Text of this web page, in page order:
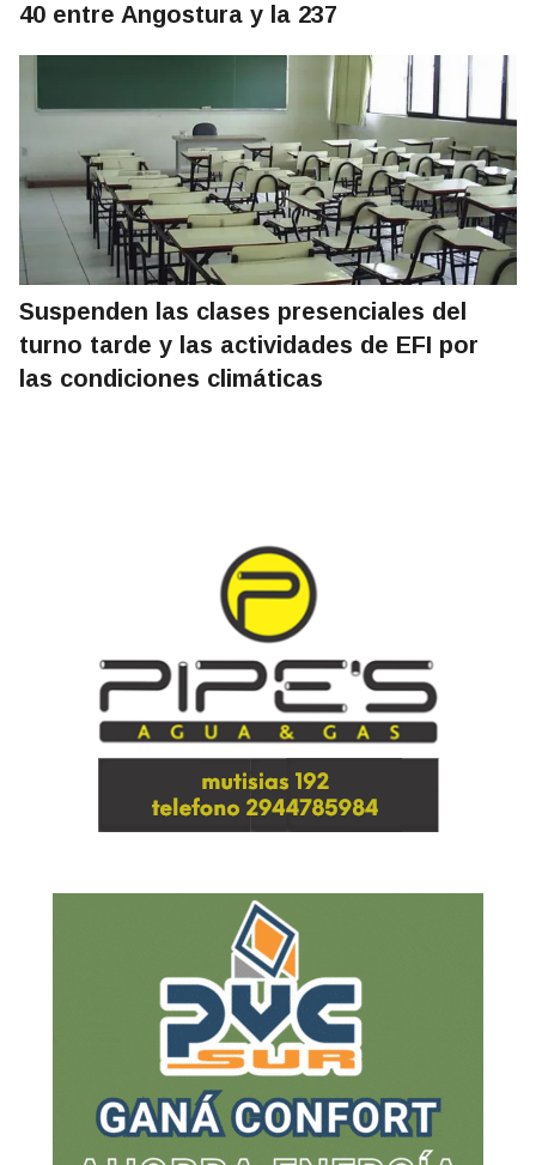
40 entre Angostura y la 237
Suspenden las clases presenciales del
turno tarde y las actividades de EFI por
las condiciones climáticas